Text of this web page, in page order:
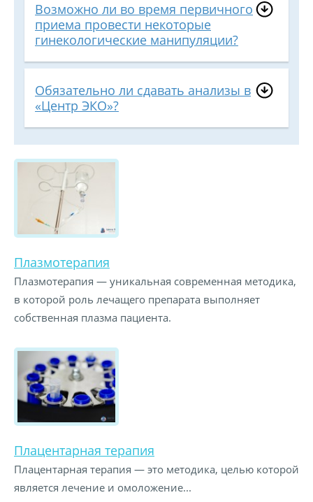
Возможно ли во время первичного
приема провести некоторые
гинекологические манипуляции?
Обязательно ли сдавать анализы в
«Центр ЭКО»?
Плазмотерапия
Плазмотерапия — уникальная современная методика,
в которой роль лечащего препарата выполняет
собственная плазма пациента.
Плацентарная терапия
Плацентарная терапия — это методика, целью которой
является лечение и омоложение...